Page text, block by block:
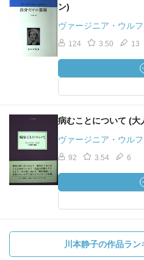
ン)
ヴァージニア・ウル
124 3.50 13
病むことについて (大
ヴァージニア・ウル
92 3.54 6
川本静子の作品ラ